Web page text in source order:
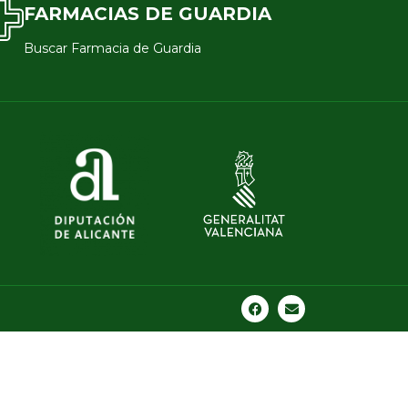
FARMACIAS DE GUARDIA
Buscar Farmacia de Guardia